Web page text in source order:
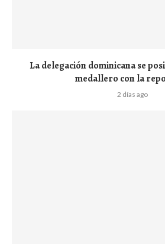
La delegación dominicana se
medallero con la
2 días ago